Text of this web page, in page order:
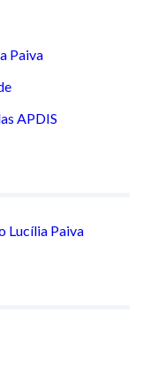
Paiva
APDIS
Lucília Paiva